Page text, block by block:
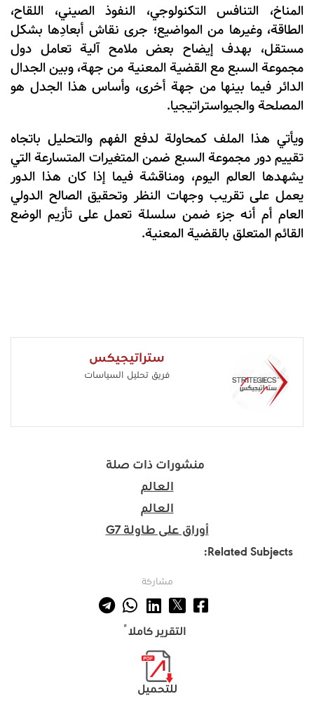
المناخ، التنافس التكنولوجي، النفوذ الصيني، اللقاح،
الطاقة، وغيرها من المواضيع؛ جرى نقاش أبعادِها بشكل
مستقل، بهدف إيضاح بعض ملامح آلية تعامل دول
مجموعة السبع مع القضية المعنية من جهة، وبين الجدال
الدائر فيما بينها من جهة أخرى، وأساس هذا الجدل هو
المصلحة والجيواستراتيجيا.
ويأتي هذا الملف كمحاولة لدفع الفهم والتحليل باتجاه
تقييم دور مجموعة السبع ضمن المتغيرات المتسارعة التي
يشهدها العالم اليوم، ومناقشة فيما إذا كان هذا الدور
يعمل على تقريب وجهات النظر وتحقيق الصالح الدولي
العام أم أنه جزء ضمن سلسلة تعمل على تأزيم الوضع
القائم المتعلق بالقضية المعنية.
ستراتيجيكس
فريق تحليل السياسات
منشورات ذات صلة
العالم
العالم
أوراق على طاولة G7
Related Subjects:
مشاركة
التقرير كاملاً
للتحميل